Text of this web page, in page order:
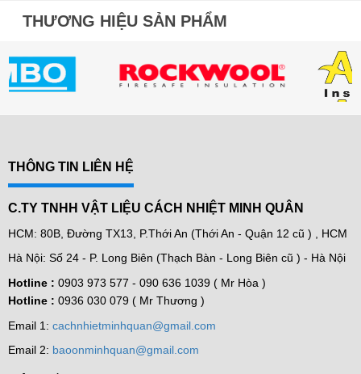
THƯƠNG HIỆU SẢN PHẨM
THÔNG TIN LIÊN HỆ
C.TY TNHH VẬT LIỆU CÁCH NHIỆT MINH QUÂN
HCM: 80B, Đường TX13, P.Thới An (Thới An - Quận 12 cũ ) , HCM
Hà Nội: Số 24 - P. Long Biên (Thạch Bàn - Long Biên cũ ) - Hà Nội
Hotline : 0903 973 577 - 090 636 1039 ( Mr Hòa )
Hotline : 0936 030 079 ( Mr Thương )
Email 1: cachnhietminhquan@gmail.com
Email 2: baoonminhquan@gmail.com